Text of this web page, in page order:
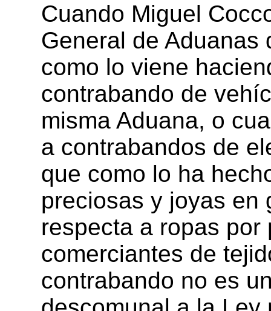
Cuando Miguel
General de Aduanas
como lo viene
contrabando de
misma Aduana, o
a contrabandos de
que como lo ha
preciosas y joyas en
respecta a ropas
comerciantes de
contrabando no es